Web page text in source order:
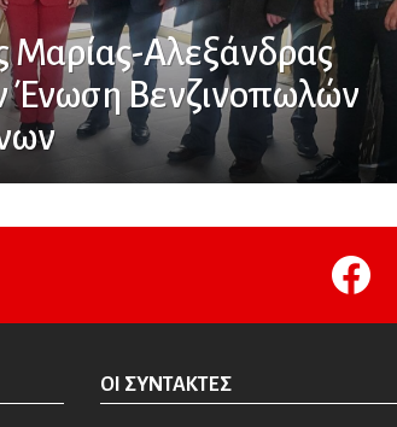
Μαρίας-Αλεξάνδρας
Ένωση Βενζινοπωλών
ΟΙ ΣΥΝΤΆΚΤΕΣ